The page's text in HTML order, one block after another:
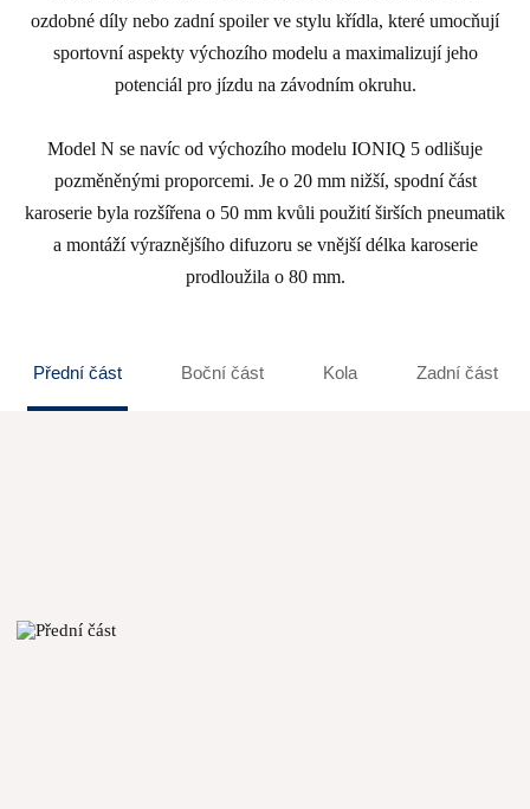
ozdobné díly nebo zadní spoiler ve stylu křídla, které umocňují
sportovní aspekty výchozího modelu a maximalizují jeho
potenciál pro jízdu na závodním okruhu.
Model N se navíc od výchozího modelu IONIQ 5 odlišuje
pozměněnými proporcemi. Je o 20 mm nižší, spodní část
karoserie byla rozšířena o 50 mm kvůli použití širších pneumatik
a montáží výraznějšího difuzoru se vnější délka karoserie
prodloužila o 80 mm.
Přední část Boční část Kola Zadní část